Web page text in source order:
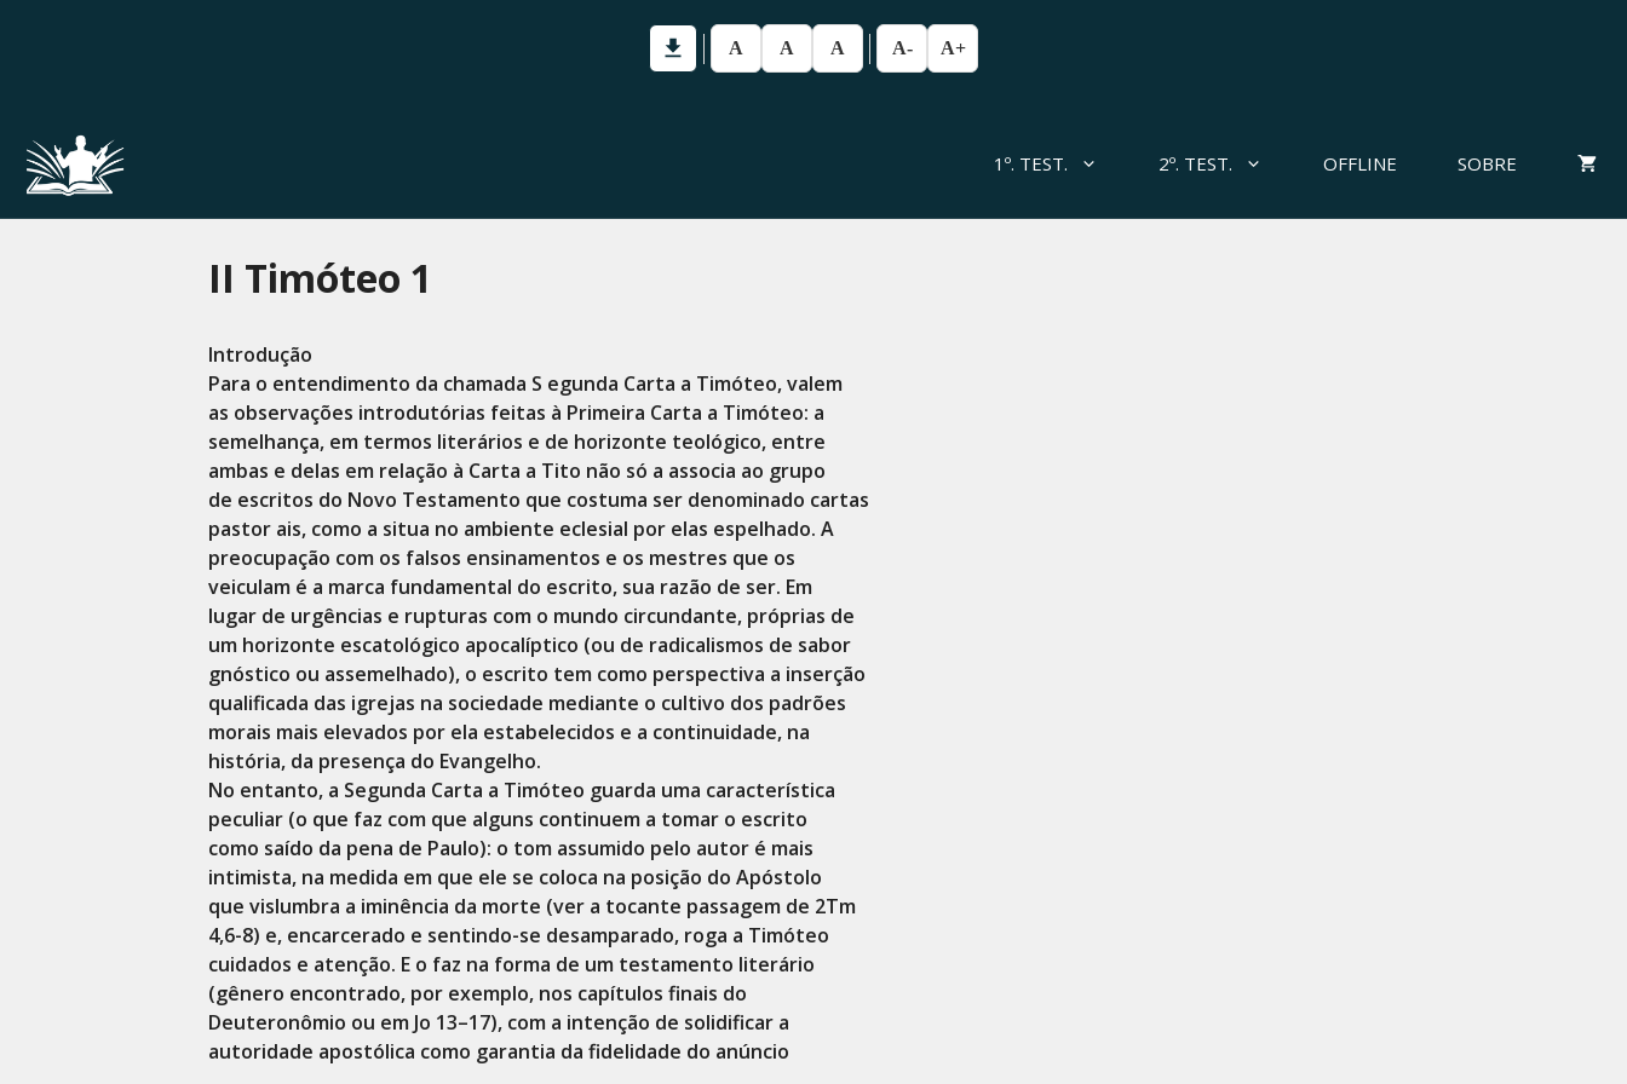
A A A A- A+
1º. TEST. 2º. TEST. OFFLINE SOBRE
II Timóteo 1
Introdução
Para o entendimento da chamada S egunda Carta a Timóteo, valem
as observações introdutórias feitas à Primeira Carta a Timóteo: a
semelhança, em termos literários e de horizonte teológico, entre
ambas e delas em relação à Carta a Tito não só a associa ao grupo
de escritos do Novo Testamento que costuma ser denominado cartas
pastor ais, como a situa no ambiente eclesial por elas espelhado. A
preocupação com os falsos ensinamentos e os mestres que os
veiculam é a marca fundamental do escrito, sua razão de ser. Em
lugar de urgências e rupturas com o mundo circundante, próprias de
um horizonte escatológico apocalíptico (ou de radicalismos de sabor
gnóstico ou assemelhado), o escrito tem como perspectiva a inserção
qualificada das igrejas na sociedade mediante o cultivo dos padrões
morais mais elevados por ela estabelecidos e a continuidade, na
história, da presença do Evangelho.
No entanto, a Segunda Carta a Timóteo guarda uma característica
peculiar (o que faz com que alguns continuem a tomar o escrito
como saído da pena de Paulo): o tom assumido pelo autor é mais
intimista, na medida em que ele se coloca na posição do Apóstolo
que vislumbra a iminência da morte (ver a tocante passagem de 2Tm
4,6-8) e, encarcerado e sentindo-se desamparado, roga a Timóteo
cuidados e atenção. E o faz na forma de um testamento literário
(gênero encontrado, por exemplo, nos capítulos finais do
Deuteronômio ou em Jo 13–17), com a intenção de solidificar a
autoridade apostólica como garantia da fidelidade do anúncio